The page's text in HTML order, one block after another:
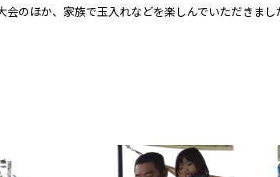
のほか、家族で玉入れなどを楽しんでいただきまし